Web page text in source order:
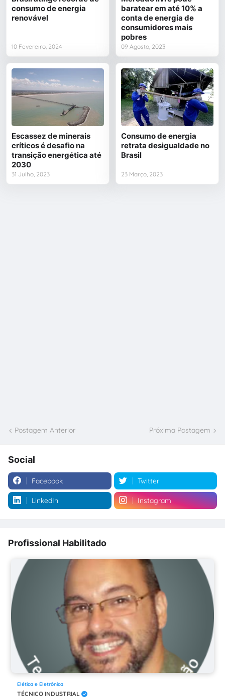
consumo de energia
renovável
10 Fevereiro, 2024
baratear em até 10% a
conta de energia de
consumidores mais
pobres
09 Agosto, 2023
Escassez de minerais
críticos é desafio na
transição energética até
2030
31 Julho, 2023
Consumo de energia
retrata desigualdade no
Brasil
23 Março, 2023
Postagem Anterior Próxima Postagem
Social
Facebook Twitter
LinkedIn Instagram
Profissional Habilitado
Elética e Eletrônica
TÉCNICO INDUSTRIAL